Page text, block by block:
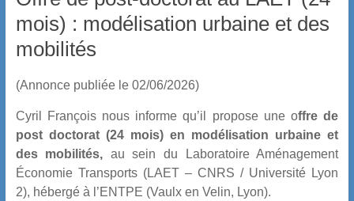
mois) : modélisation urbaine et des
mobilités
(Annonce publiée le 02/06/2026)
Cyril François nous informe qu’il propose une offre de
post doctorat (24 mois) en modélisation urbaine et
des mobilités, au sein du Laboratoire Aménagement
Économie Transports (LAET – CNRS / Université Lyon
2), hébergé à l’ENTPE (Vaulx en Velin, Lyon).